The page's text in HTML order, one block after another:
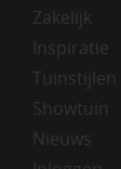
Zakelijk
Inspiratie
Tuinstijlen
Showtuin
Nieuws